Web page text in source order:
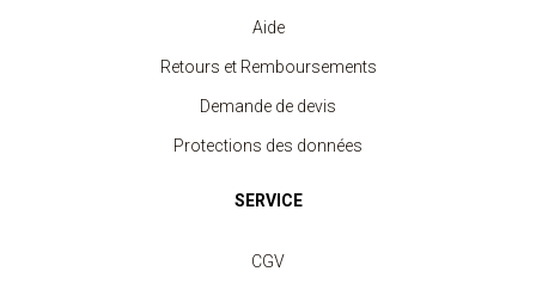
Aide
Retours et Remboursements
Demande de devis
Protections des données
SERVICE
CGV